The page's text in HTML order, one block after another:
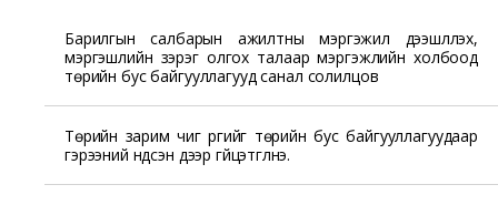
Барилгын салбарын ажилтны мэргэжил дээшлүүлэх,
мэргэшлийн зэрэг олгох талаар мэргэжлийн холбоод
төрийн бус байгууллагууд санал солилцов
Төрийн зарим чиг үүргийг төрийн бус байгууллагуудаар
гэрээний үндсэн дээр гүйцэтгүүлнэ.